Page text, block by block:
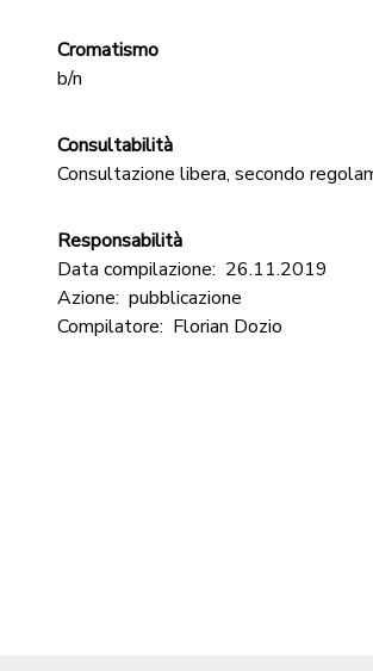
Cromatismo
b/n
Consultabilità
Consultazione libera, secondo
Responsabilità
Data compilazione: 26.11.2019
Azione: pubblicazione
Compilatore: Florian Dozio